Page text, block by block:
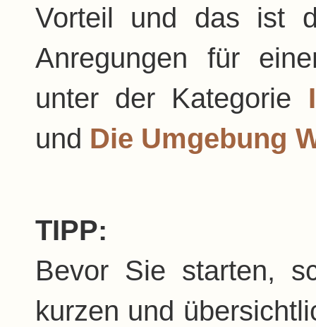
Vorteil und das ist
Anregungen für
unter der Kategorie
und Die Umgebung
TIPP:
Bevor Sie starten,
kurzen und